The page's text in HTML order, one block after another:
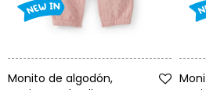
Monito de algodón,